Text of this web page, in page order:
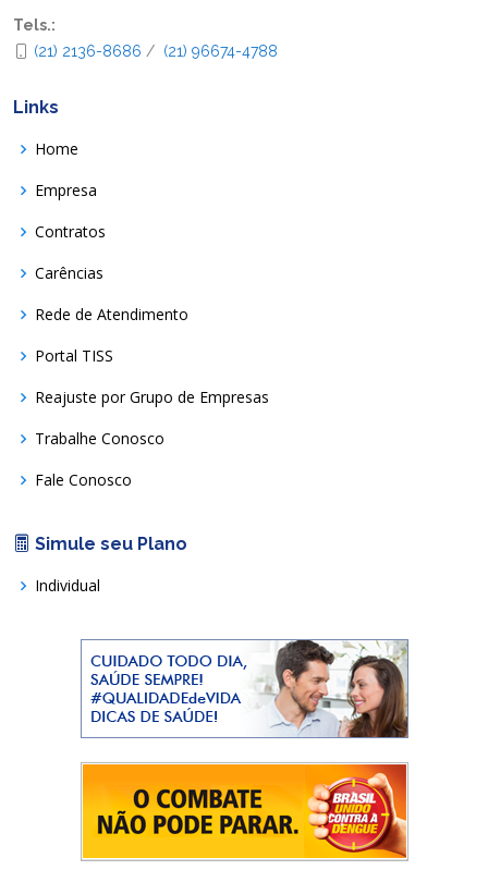
Tels.:
(21) 2136-8686 / (21) 96674-4788
Links
Home
Empresa
Contratos
Carências
Rede de Atendimento
Portal TISS
Reajuste por Grupo de Empresas
Trabalhe Conosco
Fale Conosco
Simule seu Plano
Individual